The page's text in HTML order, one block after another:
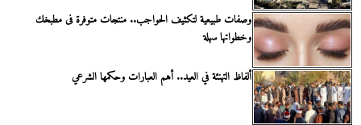
وصفات طبيعية لتكثيف الحواجب.. منتجات متوفرة فى مطبخك
وخطواتها سهلة
ألفاظ التهنئة في العيد.. أهم العبارات وحكمها الشرعي